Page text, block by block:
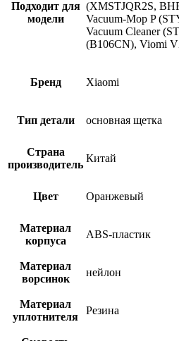
Подходит для
модели
(XMSTJQR2S,
Vacuum-Mop P
Vacuum Cleaner
(B106CN), Viomi
Бренд Xiaomi
Тип детали основная щетка
Страна
производитель
Китай
Цвет Оранжевый
Материал
корпуса
ABS-пластик
Материал
ворсинок
нейлон
Материал
уплотнителя
Резина